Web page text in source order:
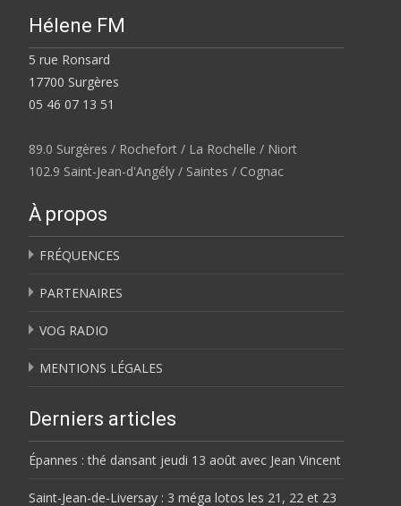
Hélene FM
5 rue Ronsard
17700 Surgères
05 46 07 13 51
89.0 Surgères / Rochefort / La Rochelle / Niort
102.9 Saint-Jean-d'Angély / Saintes / Cognac
À propos
FRÉQUENCES
PARTENAIRES
VOG RADIO
MENTIONS LÉGALES
Derniers articles
Épannes : thé dansant jeudi 13 août avec Jean Vincent
Saint-Jean-de-Liversay : 3 méga lotos les 21, 22 et 23